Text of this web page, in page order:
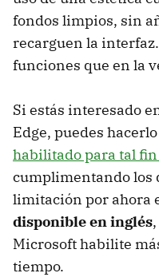
fondos limpios, sin
recarguen la
funciones que en la
Si estás interesado
Edge, puedes
habilitado para tal
cumplimentando los
limitación por ahora
disponible en inglés
Microsoft habilite
tiempo.